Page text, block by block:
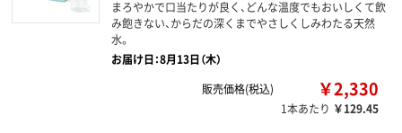
まろやかで口当たりが良く、どんな温度でもおいしくて飲
み飽きない、からだの深くまでやさしくしみわたる天然
水。
お届け日：8月13日（木）
販売価格(税込)
￥2,330
1本あたり ￥129.45